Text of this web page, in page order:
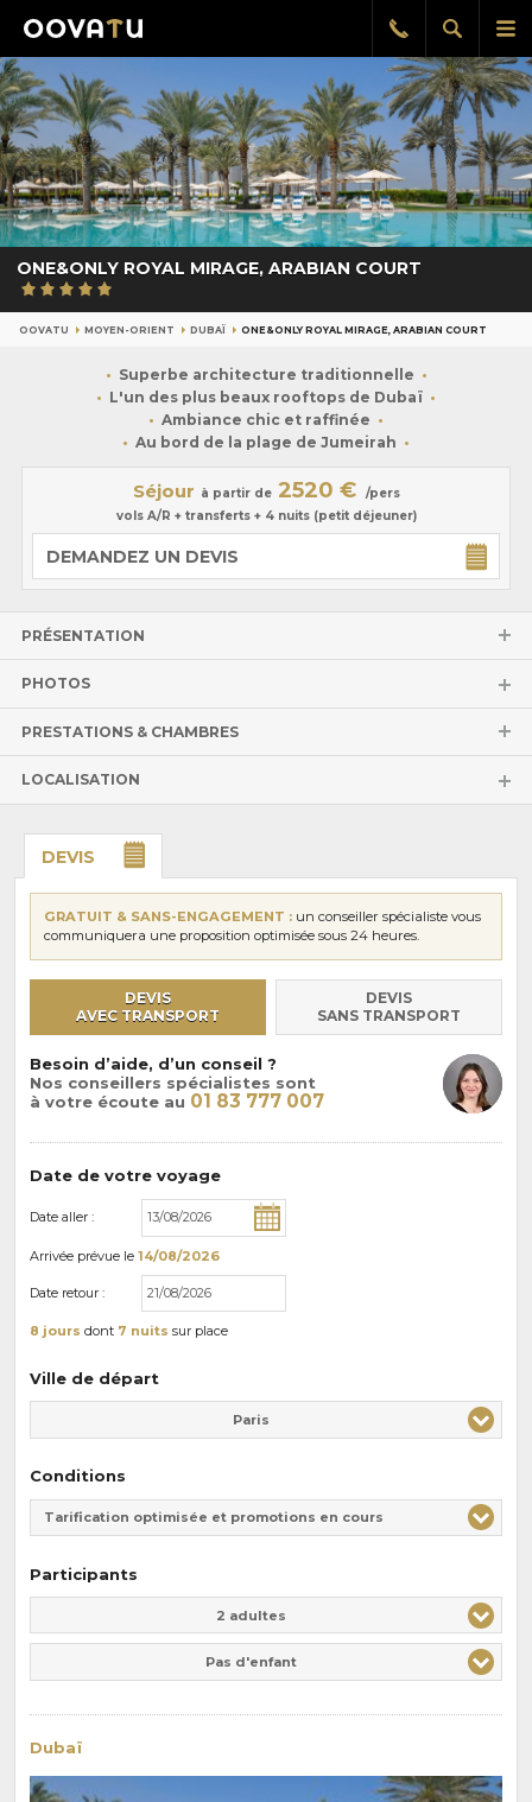
le
Afficher
la
Rappel
gratuit
ONE&ONLY ROYAL MIRAGE, ARABIAN COURT
OOVATU MOYEN-ORIENT DUBAÏ ONE&ONLY ROYAL MIRAGE, ARABIAN COURT
Superbe architecture traditionnelle
L'un des plus beaux rooftops de Dubaï
Ambiance chic et raffinée
Au bord de la plage de Jumeirah
Séjour à partir de 2520 €
/pers
vols A/R + transferts + 4 nuits (petit déjeuner)
DEMANDEZ UN DEVIS
PRÉSENTATION
PHOTOS
PRESTATIONS & CHAMBRES
LOCALISATION
DEVIS
GRATUIT & SANS-ENGAGEMENT : un conseiller spécialiste vous
communiquera une proposition optimisée sous 24 heures.
DEVIS
AVEC TRANSPORT
DEVIS
SANS TRANSPORT
Besoin d’aide, d’un conseil ?
Nos conseillers spécialistes sont
à votre écoute au 01 83 777 007
Date de votre voyage
Date aller :
Arrivée prévue le 14/08/2026
Date retour :
8 jours dont 7 nuits sur place
Ville de départ
Paris
Conditions
Tarification optimisée et promotions en cours
Participants
2 adultes
Pas d'enfant
Dubaï